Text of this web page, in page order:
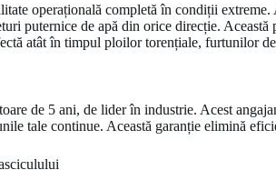
operațională completă în condiții
puternice de apă din orice direcție.
atât în timpul ploilor torențiale, furtunilor
de 5 ani, de lider în industrie. Acest
tale continue. Această garanție elimină